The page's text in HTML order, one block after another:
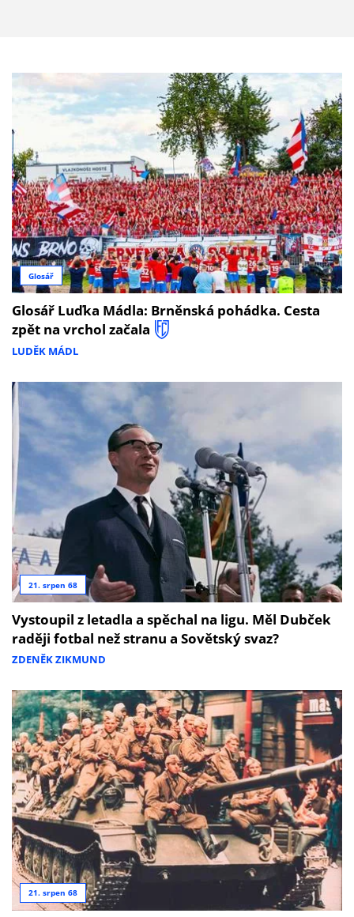
Glosář
Glosář Luďka Mádla: Brněnská pohádka. Cesta
zpět na vrchol začala
LUDĚK MÁDL
21. srpen 68
Vystoupil z letadla a spěchal na ligu. Měl Dubček
raději fotbal než stranu a Sovětský svaz?
ZDENĚK ZIKMUND
21. srpen 68